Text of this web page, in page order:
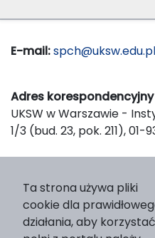
E-mail:spch@uksw.edu.pl
Adres
UKSW w Warszawie -
1/3 (bud. 23, pok. 211), 01-
Wydawnictwo Naukowe
nr 2, 01-815 Warszawa
Strona WWW
Ta strona używa pliki
cookie dla
działania, aby